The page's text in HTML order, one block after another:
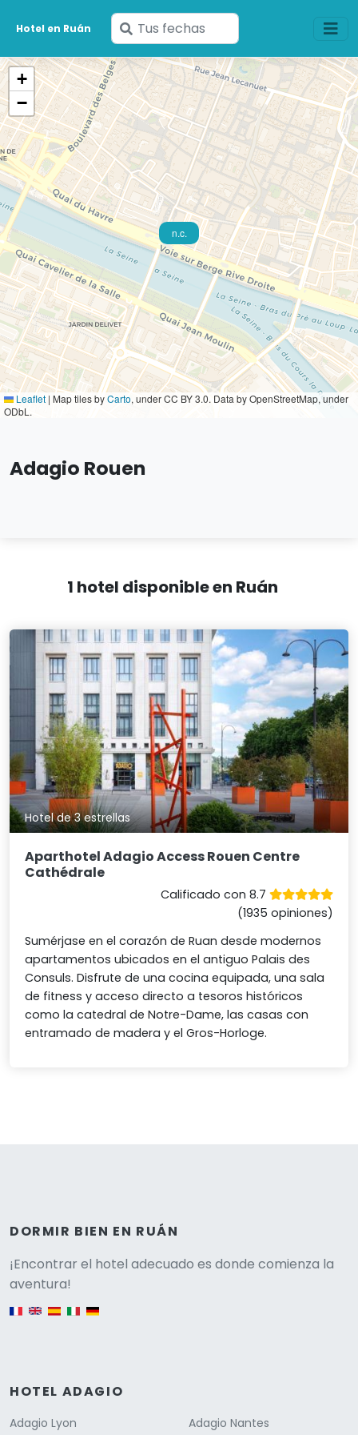
Hotel en Ruán
Ingresa
tus
fechas
n.c.
+
−
Leaflet | Map tiles byCarto, under CC BY 3.0. Data by OpenStreetMap, under
ODbL.
Adagio Rouen
1 hotel disponible en Ruán
Hotel de 3 estrellas
Aparthotel Adagio Access Rouen Centre
Cathédrale
Calificado con 8.7
(1935 opiniones)
Sumérjase en el corazón de Ruan desde modernos
apartamentos ubicados en el antiguo Palais des
Consuls. Disfrute de una cocina equipada, una sala
de fitness y acceso directo a tesoros históricos
como la catedral de Notre-Dame, las casas con
entramado de madera y el Gros-Horloge.
DORMIR BIEN EN RUÁN
¡Encontrar el hotel adecuado es donde comienza la
aventura!
HOTEL ADAGIO
Adagio Lyon
Adagio Nantes